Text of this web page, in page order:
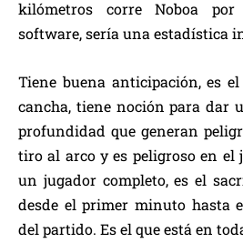
kilómetros corre Noboa
software, sería una estadística
Tiene buena anticipación, es
cancha, tiene noción para dar
profundidad que generan
tiro al arco y es peligroso en el
un jugador completo, es el
desde el primer minuto hasta
del partido. Es el que está en